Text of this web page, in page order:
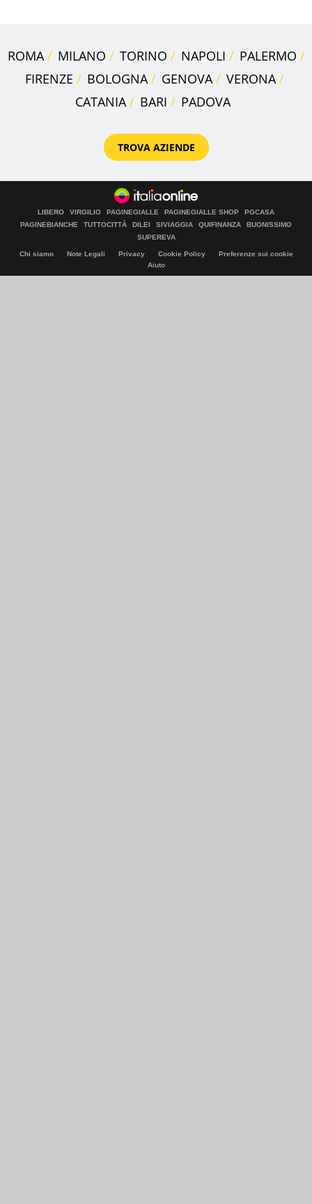
ROMA MILANO TORINO NAPOLI
PALERMO
FIRENZE
BOLOGNA GENOVA
VERONA
CATANIA
BARI PADOVA
TROVA AZIENDE
LIBERO VIRGILIO PAGINEGIALLE PAGINEGIALLE SHOP
PGCASA
PAGINEBIANCHE
TUTTOCITTÀ DILEI SIVIAGGIA QUIFINANZA
BUONISSIMO
SUPEREVA
Chi siamo Note Legali Privacy Cookie Policy
Preferenze sui cookie
Aiuto